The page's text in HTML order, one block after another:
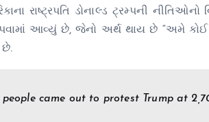
રાષ્ટ્રપતિ ડોનાલ્ડ ટ્રમ્પની
આવ્યું છે, જેનો અર્થ થાય છે “અમે
people came out to protest Trump at